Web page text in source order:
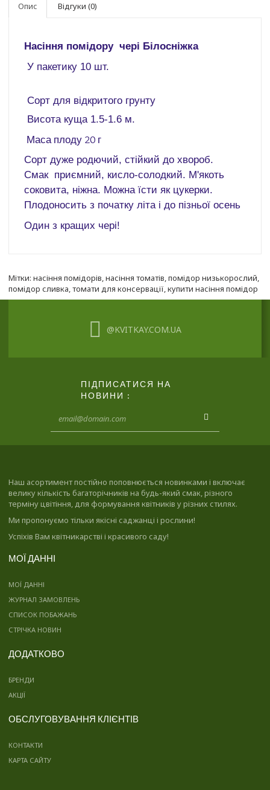
Опис Відгуки (0)
Насіння помідору чері Білосніжка
У пакетику 10 шт.
Сорт для відкритого грунту
Висота куща 1.5-1.6 м.
Маса плоду 20 г
Сорт дуже родючий, стійкий до хвороб.
Смак приємний, кисло-солодкий. М'якоть
соковита, ніжна. Можна їсти як цукерки.
Плодоносить з початку літа і до пізньої осень
Один з кращих чері!
Мітки: насіння помідорів,насіння томатів,помідор низькорослий,
помідор сливка,томати для консервації,купити насіння помідор
@KVITKAY.COM.UA
ПІДПИСАТИСЯ НА
НОВИНИ :
Наш асортимент постійно поповнюється новинками і включає
велику кількість багаторічників на будь-який смак, різного
терміну цвітіння, для формування квітників у різних стилях.
Ми пропонуємо тільки якісні саджанці і рослини!
Успіхів Вам квітникарстві і красивого саду!
МОЇ ДАННІ
МОЇ ДАННІ
ЖУРНАЛ ЗАМОВЛЕНЬ
СПИСОК ПОБАЖАНЬ
СТРІЧКА НОВИН
ДОДАТКОВО
БРЕНДИ
АКЦІЇ
ОБСЛУГОВУВАННЯ КЛІЄНТІВ
КОНТАКТИ
КАРТА САЙТУ